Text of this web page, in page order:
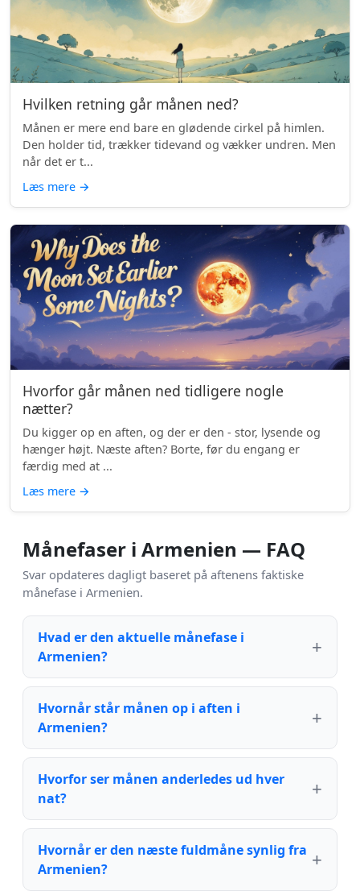
Hvilken retning går månen ned?
Månen er mere end bare en glødende cirkel på himlen.
Den holder tid, trækker tidevand og vækker undren. Men
når det er t...
Læs mere →
Hvorfor går månen ned tidligere nogle
nætter?
Du kigger op en aften, og der er den - stor, lysende og
hænger højt. Næste aften? Borte, før du engang er
færdig med at ...
Læs mere →
Månefaser i Armenien — FAQ
Svar opdateres dagligt baseret på aftenens faktiske
månefase i Armenien.
Hvad er den aktuelle månefase i
Armenien?
Hvornår står månen op i aften i
Armenien?
Hvorfor ser månen anderledes ud hver
nat?
Hvornår er den næste fuldmåne synlig fra
Armenien?